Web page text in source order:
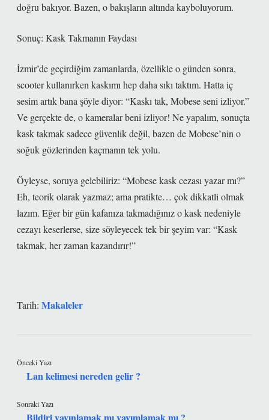
doğru bakıyor. Bazen, o bakışların altında kayboluyorum.
Sonuç: Kask Takmanın Faydası
İzmir’de geçirdiğim zamanlarda, özellikle o günden sonra,
scooter kullanırken kaskımı hep daha sıkı taktım. Hatta iç
sesim artık bana şöyle diyor: “Kaskı tak, Mobese seni izliyor.”
Ve gerçekte de, o kameralar beni izliyor! Ne yapalım, sonuçta
kask takmak sadece güvenlik değil, bazen de Mobese’nin o
soğuk gözlerinden kaçmanın tek yolu.
Öyleyse, soruya gelebiliriz: “Mobese kask cezası yazar mı?”
Eh, teorik olarak yazmaz; ama pratikte… çok dikkatli olmak
lazım. Eğer bir gün kafanıza takmadığınız o kask nedeniyle
cezayı keserlerse, size söyleyecek tek bir şeyim var: “Kask
takmak, her zaman kazandırır!”
Tarih: Makaleler
Önceki Yazı
Lan kelimesi nereden gelir ?
Sonraki Yazı